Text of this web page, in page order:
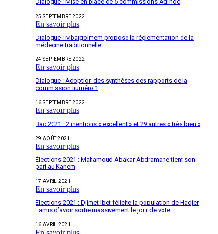
Dialogue : Mise en place de 5 commissions Ad-hoc
25 SEPTEMBRE 2022
En savoir plus
Dialogue : Mbaïgolmem propose la réglementation de la
médecine traditionnelle
24 SEPTEMBRE 2022
En savoir plus
Dialogue : Adoption des synthèses des rapports de la
commission numéro 1
16 SEPTEMBRE 2022
En savoir plus
Bac 2021 : 2 mentions « excellent » et 29 autres « très bien »
29 AOÛT 2021
En savoir plus
Élections 2021 : Mahamoud Abakar Abdramane tient son
pari au Kanem
17 AVRIL 2021
En savoir plus
Elections 2021 : Djimet Ibet félicite la population de Hadjer
Lamis d’avoir sortie massivement le jour de vote
16 AVRIL 2021
En savoir plus